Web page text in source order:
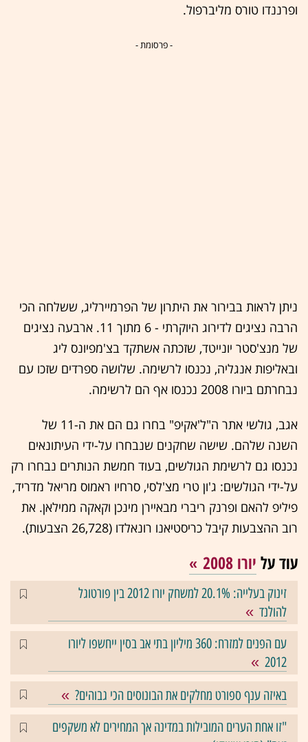
ופרננדו טורס מליברפול.
- פרסומת -
ניתן לראות בבירור את היתרון של הפרמיירליג, ששלחה הכי
הרבה נציגים לדירוג היוקרתי - 6 מתוך 11. ארבעה נציגים
של מנצ'סטר יונייטד, שזכתה אשתקד בצ'מפיונס ליג
ובאליפות אנגליה, נכנסו לרשימה. שלושה ספרדים שזכו עם
נבחרתם ביורו 2008 נכנסו אף הם לרשימה.
אגב, גולשי אתר ה"ל'אקיפ" בחרו גם הם את ה-11 של
השנה שלהם. שישה שחקנים שנבחרו על-ידי העיתונאים
נכנסו גם לרשימת הגולשים, בעוד חמשת הנותרים נבחרו רק
על-ידי הגולשים: ג'ון טרי מצ'לסי, סרחיו ראמוס מריאל מדריד,
פיליפ להאם ופרנק ריברי מבאיירן מינכן וקאקה ממילאן. את
רוב ההצבעות קיבל כריסטיאנו רונאלדו (26,728 הצבעות).
עוד על יורו 2008
זינוק בעלייה: 20.1% למשחק יורו 2012 בין פורטוגל
להולנד
עם הפנים למזרח: 360 מיליון בתי אב בסין ייחשפו ליורו
2012
באיזה ענף ספורט מחלקים את הבונוסים הכי גבוהים?
"זו אחת הערים המובילות במדינה אך המחירים לא משקפים